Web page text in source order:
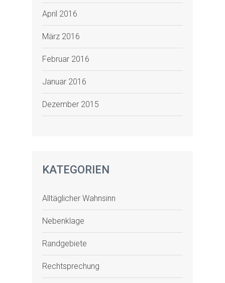
April 2016
März 2016
Februar 2016
Januar 2016
Dezember 2015
KATEGORIEN
Alltäglicher Wahnsinn
Nebenklage
Randgebiete
Rechtsprechung